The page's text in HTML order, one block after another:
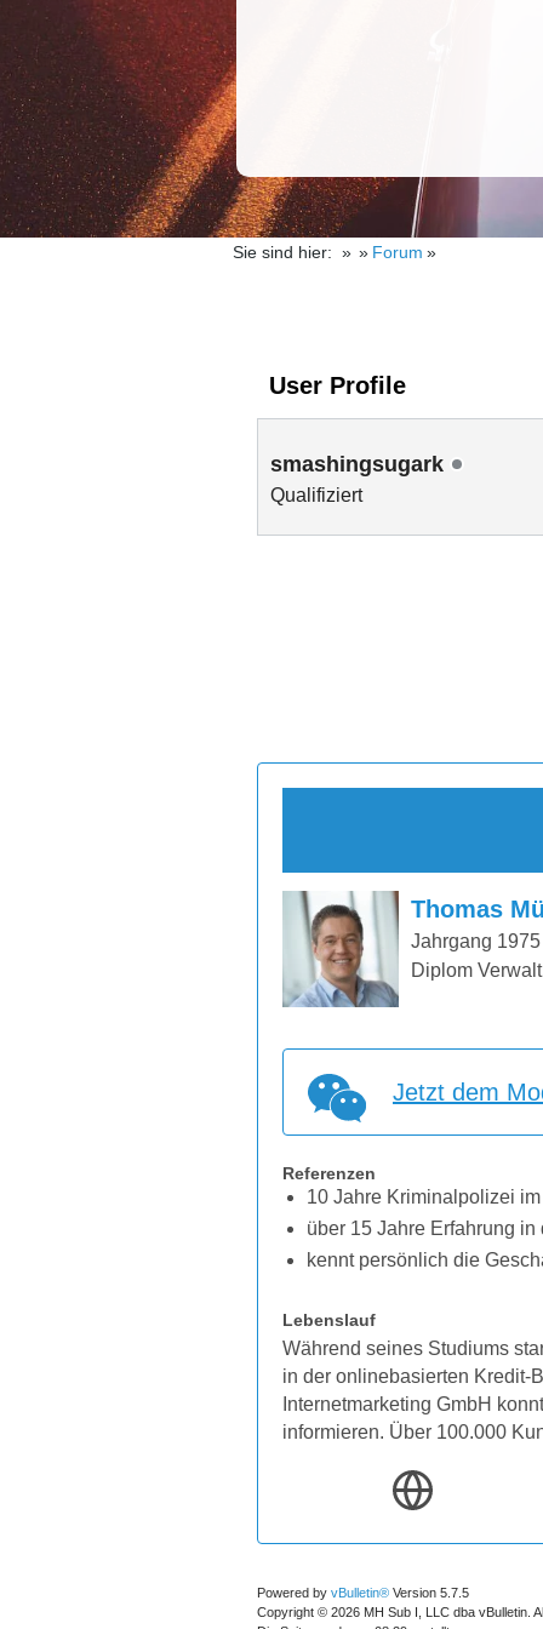
Sie sind hier: Forum
User Profile
smashingsugark
Qualifiziert
Thomas
Jahrgang 1975
Diplom
Jetzt dem
Referenzen
10 Jahre Kriminalpolizei
über 15 Jahre Erfahrung
kennt persönlich die
Lebenslauf
Während seines Studiums
in der onlinebasierten Kredit-
Internetmarketing GmbH
informieren. Über 100.000
Powered by vBulletin® Version 5.7.5
Copyright © 2026 MH Sub I, LLC dba vBulletin.